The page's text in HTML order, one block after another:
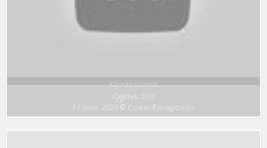
Κοινός Κύκνος
Cygnus olor
17 Ιουν. 2020 © Costas Panagiotidis